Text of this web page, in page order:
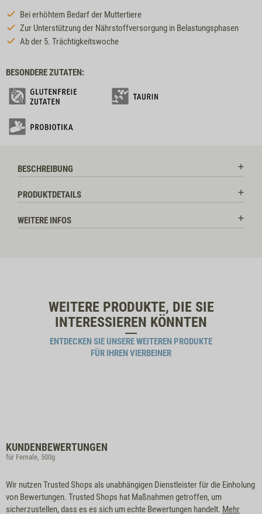
Bei erhöhtem Bedarf der Muttertiere
Zur Unterstützung der Nährstoffversorgung in Belastungsphasen
Ab der 5. Trächtigkeitswoche
BESONDERE ZUTATEN:
BESCHREIBUNG
PRODUKTDETAILS
WEITERE INFOS
WEITERE PRODUKTE, DIE SIE
INTERESSIEREN KÖNNTEN
ENTDECKEN SIE UNSERE WEITEREN PRODUKTE
FÜR IHREN VIERBEINER
KUNDENBEWERTUNGEN
für Female, 500g
Wir nutzen Trusted Shops als unabhängigen Dienstleister für die Einholung
von Bewertungen. Trusted Shops hat Maßnahmen getroffen, um
sicherzustellen, dass es es sich um echte Bewertungen handelt. Mehr